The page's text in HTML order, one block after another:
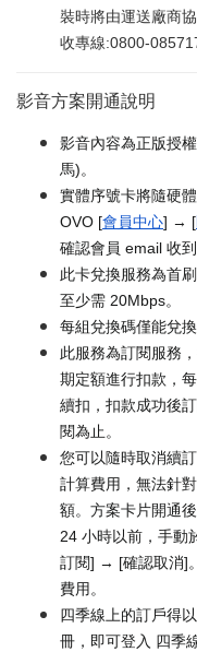
裝時將由運送廠商
收專線:0800-
影音方案開通說明
影音內容為正版授
馬)。
實體序號卡將隨硬
OVO [會員中心] → [
確認會員 email 收
此卡兌換服務為首
至少需 20Mbps。
每組兌換碼僅能兌
此服務為訂閱服務
期定額進行扣款，
續扣，扣款成功後
閱為止。
您可以隨時取消續
計算費用，無法針
額。方案卡片開通
24 小時以前，手動
訂閱] → [確認取消]
費用。
四季線上的訂戶得
冊，即可登入 四季